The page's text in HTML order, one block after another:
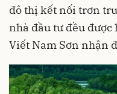
đô thị kết nối trơn
nhà đầu tư đều được
Viết Nam Sơn nhận